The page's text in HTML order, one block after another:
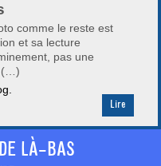
comme le reste est
et sa lecture
pas une
(…)
Lire
LÀ-BAS